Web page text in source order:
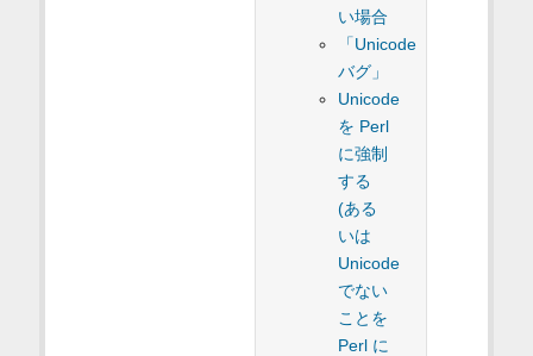
い場合
「Unicode
バグ」
Unicode
を Perl
に強制
する
(ある
いは
Unicode
でない
ことを
Perl に